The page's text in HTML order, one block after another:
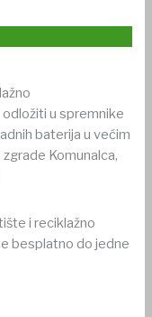
u spremnike
baterija u većim
Komunalca,
i reciklažno
besplatno do jedne